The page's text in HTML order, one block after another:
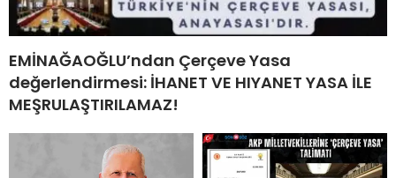
EMİNAĞAOĞLU’ndan Çerçeve Yasa
değerlendirmesi: İHANET VE HIYANET YASA İLE
MEŞRULAŞTIRILAMAZ!